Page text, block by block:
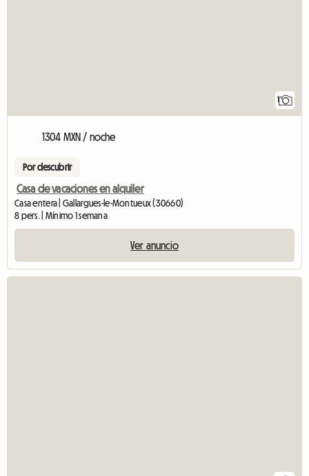
1
1304 MXN / noche
Por descubrir
Casa de vacaciones en alquiler
Casa entera | Gallargues-le-Montueux (30660)
8 pers. | Mínimo 1 semana
Ver anuncio